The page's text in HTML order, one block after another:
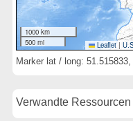
1000 km
500 mi
Leaflet |
Marker lat / long:
Verwandte Ressourcen